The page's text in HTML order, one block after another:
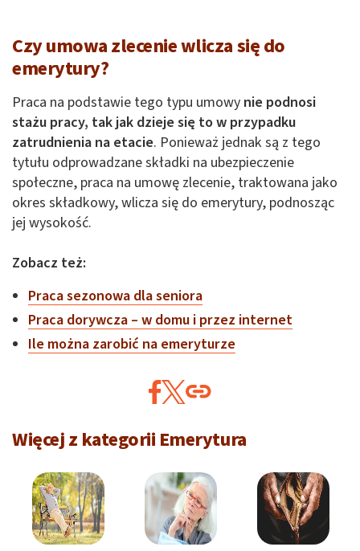
Czy umowa zlecenie wlicza się do
emerytury?
Praca na podstawie tego typu umowy nie podnosi
stażu pracy, tak jak dzieje się to w przypadku
zatrudnienia na etacie. Ponieważ jednak są z tego
tytułu odprowadzane składki na ubezpieczenie
społeczne, praca na umowę zlecenie, traktowana jako
okres składkowy, wlicza się do emerytury, podnosząc
jej wysokość.
Zobacz też:
Praca sezonowa dla seniora
Praca dorywcza – w domu i przez internet
Ile można zarobić na emeryturze
Więcej z kategorii Emerytura